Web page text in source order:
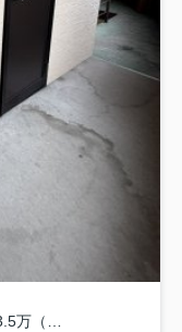
2026/5/30成約 賃貸 高山市花岡町 3.5万（2026/3/15新規）